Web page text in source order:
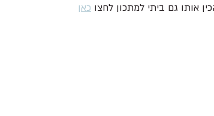
אותו גם ביתי למתכון לחצו כאן